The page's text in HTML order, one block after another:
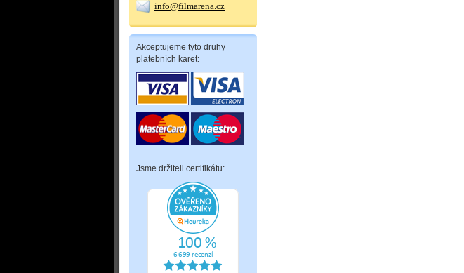
info@filmarena.cz
Akceptujeme tyto druhy
platebních karet:
Jsme držiteli certifikátu: